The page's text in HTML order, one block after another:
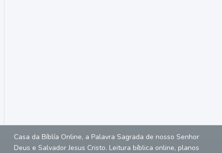
Casa da Bíblía Online, a Palavra Sagrada de nosso Senhor
Deus e Salvador Jesus Cristo. Leitura bíblica online, planos